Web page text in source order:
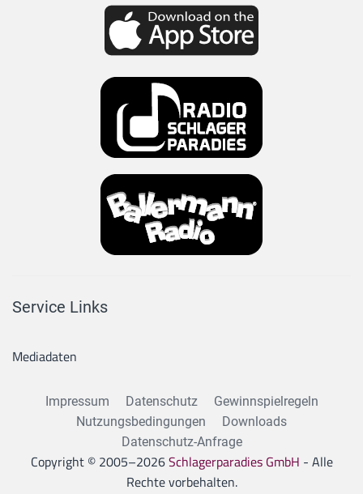
Service Links
Mediadaten
Impressum Datenschutz
Gewinnspielregeln
Nutzungsbedingungen
Downloads
Datenschutz-Anfrage
Copyright © 2005–2026Schlagerparadies GmbH - Alle
Rechte vorbehalten.